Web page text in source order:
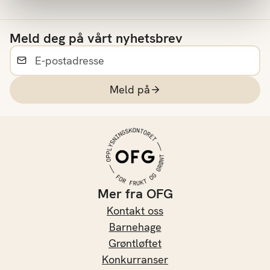
Meld deg på vårt nyhetsbrev
Meld på
Mer fra OFG
Kontakt oss
Barnehage
Grøntløftet
Konkurranser